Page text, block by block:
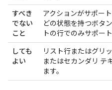
すべき
でない
こと
アクションがサポー
どの状態を持つボタ
トの行でのみサポー
しても
よい
リスト行またはグリ
またはセカンダリ テ
ます。